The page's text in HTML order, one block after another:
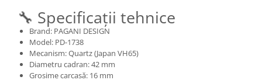
🔧 Specificații tehnice
Brand: PAGANI DESIGN
Model: PD-1738
Mecanism: Quartz (Japan VH65)
Diametru cadran: 42 mm
Grosime carcasă: 16 mm